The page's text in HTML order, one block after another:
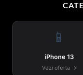
📱
iPhone 13
Vezi oferta →